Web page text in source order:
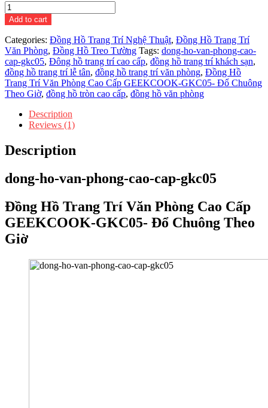
Đồng
Hồ
Trang
Trí
Văn
Phòng
Cao
Cấp
GEEKCOOK-
Chuông
Giờ
quantity
Add to cart
Categories: Đồng Hồ Trang Trí Nghệ Thuật, Đồng Hồ Trang Trí
Văn Phòng, Đồng Hồ Treo Tường Tags: dong-ho-van-phong-cao-
cap-gkc05, Đông hồ trang trí cao cấp, đồng hồ trang trí khách sạn,
đồng hồ trang trí lễ tân, đồng hồ trang trí văn phòng, Đồng Hồ
Trang Trí Văn Phòng Cao Cấp GEEKCOOK-GKC05- Đổ Chuông
Theo Giờ, đồng hồ tròn cao cấp, đồng hồ văn phòng
Description
Reviews (1)
Description
dong-ho-van-phong-cao-cap-gkc05
Đồng Hồ Trang Trí Văn Phòng Cao Cấp
GEEKCOOK-GKC05- Đổ Chuông Theo
Giờ